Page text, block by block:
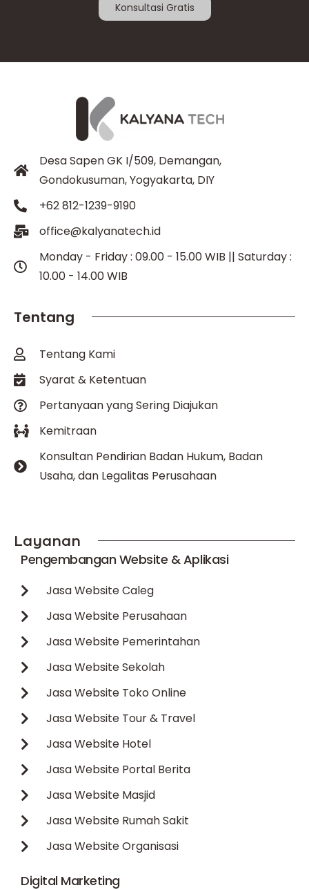
Konsultasi Gratis
Desa Sapen GK I/509, Demangan,
Gondokusuman, Yogyakarta, DIY
+62 812-1239-9190
office@kalyanatech.id
Monday - Friday : 09.00 - 15.00 WIB || Saturday :
10.00 - 14.00 WIB
Tentang
Tentang Kami
Syarat & Ketentuan
Pertanyaan yang Sering Diajukan
Kemitraan
Konsultan Pendirian Badan Hukum, Badan
Usaha, dan Legalitas Perusahaan
Layanan
Pengembangan Website & Aplikasi
Jasa Website Caleg
Jasa Website Perusahaan
Jasa Website Pemerintahan
Jasa Website Sekolah
Jasa Website Toko Online
Jasa Website Tour & Travel
Jasa Website Hotel
Jasa Website Portal Berita
Jasa Website Masjid
Jasa Website Rumah Sakit
Jasa Website Organisasi
Digital Marketing